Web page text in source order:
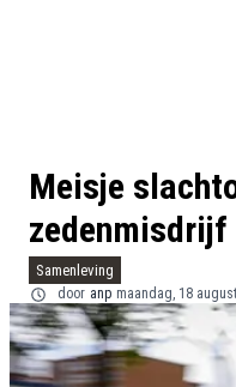
Meisje
Samenleving
door anp maandag, 18